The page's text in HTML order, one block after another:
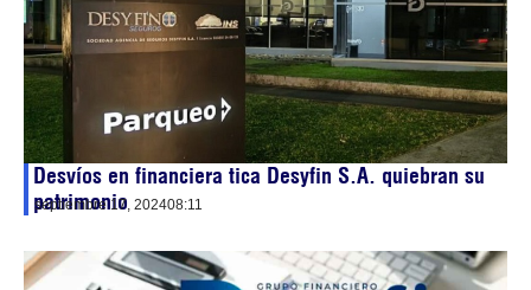
Desvíos en financiera tica Desyfin S.A. quiebran su
patrimonio
septiembre 17, 202408:11